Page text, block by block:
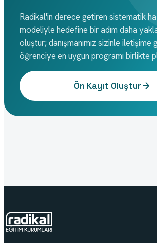
Radikal'in derece getiren sistematik
modeliyle hedefine bir adım daha
oluştur; danışmanımız sizinle iletişime
öğrenciye en uygun programı birlikte
Ön Kayıt Oluştur